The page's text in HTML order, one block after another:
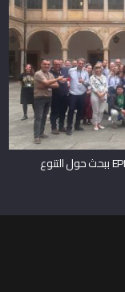
د. إباء فراح تشارك في المؤتمر السنوي الأول لـ EPICROPS ببحث حول التنوع